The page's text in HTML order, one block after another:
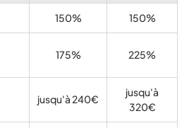
150% 150%
175% 225%
jusqu'à 240€
jusqu'à
320€